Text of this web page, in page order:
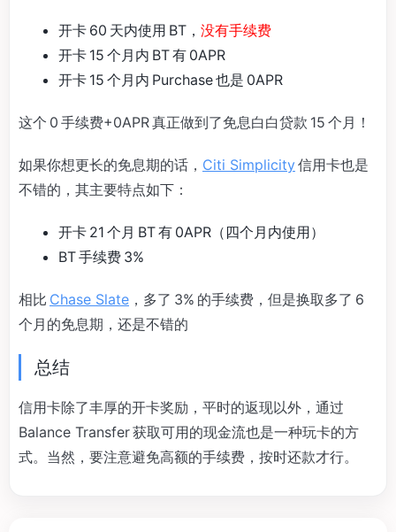
开卡 60 天内使用 BT， 没有手续费
开卡 15 个月内 BT 有 0APR
开卡 15 个月内 Purchase 也是 0APR
这个 0 手续费+0APR 真正做到了免息白白贷款 15 个月！
如果你想更长的免息期的话， Citi Simplicity信用卡也是
不错的，其主要特点如下：
开卡 21 个月 BT 有 0APR（四个月内使用）
BT 手续费 3%
相比 Chase Slate ，多了 3% 的手续费，但是换取多了 6
个月的免息期，还是不错的
总结
信用卡除了丰厚的开卡奖励，平时的返现以外，通过
Balance Transfer 获取可用的现金流也是一种玩卡的方
式。当然，要注意避免高额的手续费，按时还款才行。